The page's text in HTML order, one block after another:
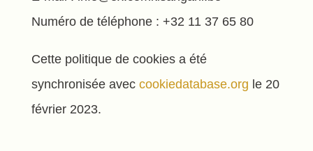
Numéro de téléphone : +32 11 37 65 80
Cette politique de cookies a été
synchronisée avec cookiedatabase.org le 20
février 2023.